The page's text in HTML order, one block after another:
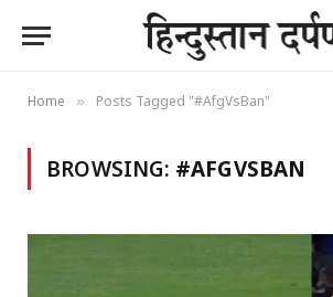
Home » Posts Tagged "#AfgVsBan"
BROWSING: #AFGVSBAN